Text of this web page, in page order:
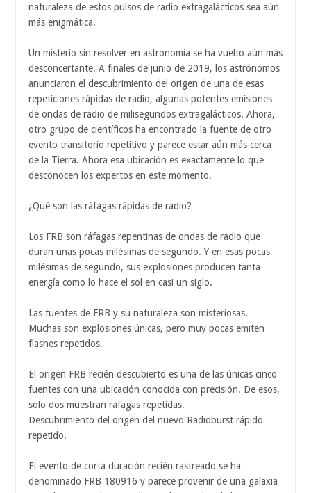
naturaleza de estos pulsos de radio extragalácticos sea aún
más enigmática.
Un misterio sin resolver en astronomía se ha vuelto aún más
desconcertante. A finales de junio de 2019, los astrónomos
anunciaron el descubrimiento del origen de una de esas
repeticiones rápidas de radio, algunas potentes emisiones
de ondas de radio de milisegundos extragalácticos. Ahora,
otro grupo de científicos ha encontrado la fuente de otro
evento transitorio repetitivo y parece estar aún más cerca
de la Tierra. Ahora esa ubicación es exactamente lo que
desconocen los expertos en este momento.
¿Qué son las ráfagas rápidas de radio?
Los FRB son ráfagas repentinas de ondas de radio que
duran unas pocas milésimas de segundo. Y en esas pocas
milésimas de segundo, sus explosiones producen tanta
energía como lo hace el sol en casi un siglo.
Las fuentes de FRB y su naturaleza son misteriosas.
Muchas son explosiones únicas, pero muy pocas emiten
flashes repetidos.
El origen FRB recién descubierto es una de las únicas cinco
fuentes con una ubicación conocida con precisión. De esos,
solo dos muestran ráfagas repetidas.
Descubrimiento del origen del nuevo Radioburst rápido
repetido.
El evento de corta duración recién rastreado se ha
denominado FRB 180916 y parece provenir de una galaxia